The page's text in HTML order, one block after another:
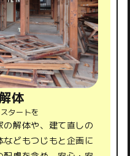
体
タートを
解体や、建て直しの
どもつじもと企画に